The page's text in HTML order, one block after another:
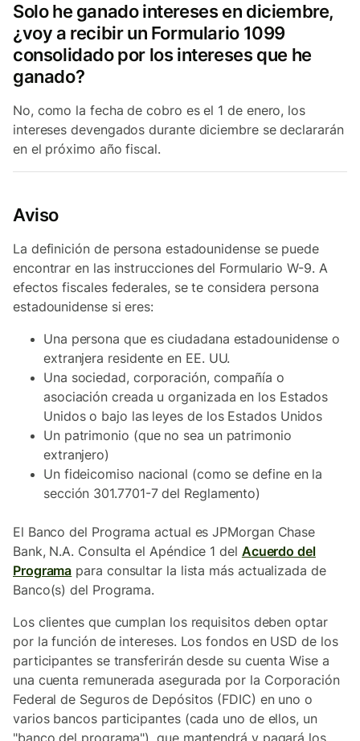
Solo he ganado intereses en diciembre,
¿voy a recibir un Formulario 1099
consolidado por los intereses que he
ganado?
No, como la fecha de cobro es el 1 de enero, los
intereses devengados durante diciembre se declararán
en el próximo año fiscal.
Aviso
La definición de persona estadounidense se puede
encontrar en las instrucciones del Formulario W-9. A
efectos fiscales federales, se te considera persona
estadounidense si eres:
Una persona que es ciudadana estadounidense o
extranjera residente en EE. UU.
Una sociedad, corporación, compañía o
asociación creada u organizada en los Estados
Unidos o bajo las leyes de los Estados Unidos
Un patrimonio (que no sea un patrimonio
extranjero)
Un fideicomiso nacional (como se define en la
sección 301.7701-7 del Reglamento)
El Banco del Programa actual es JPMorgan Chase
Bank, N.A. Consulta el Apéndice 1 del Acuerdo del
Programa para consultar la lista más actualizada de
Banco(s) del Programa.
Los clientes que cumplan los requisitos deben optar
por la función de intereses. Los fondos en USD de los
participantes se transferirán desde su cuenta Wise a
una cuenta remunerada asegurada por la Corporación
Federal de Seguros de Depósitos (FDIC) en uno o
varios bancos participantes (cada uno de ellos, un
"banco del programa"), que mantendrá y pagará los